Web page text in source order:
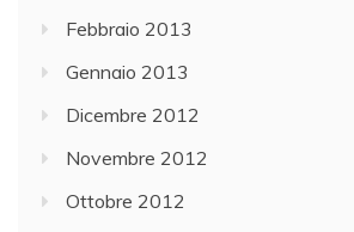
Febbraio 2013
Gennaio 2013
Dicembre 2012
Novembre 2012
Ottobre 2012